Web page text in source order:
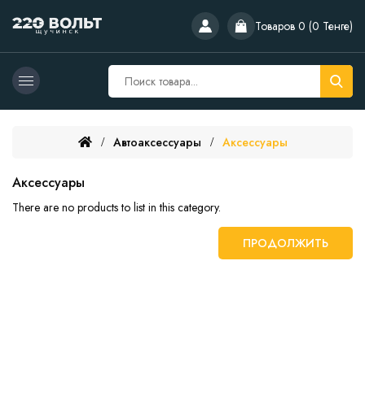
Товаров 0 (0 Тенге)
Автоаксессуары Аксессуары
Аксессуары
There are no products to list in this category.
ПРОДОЛЖИТЬ